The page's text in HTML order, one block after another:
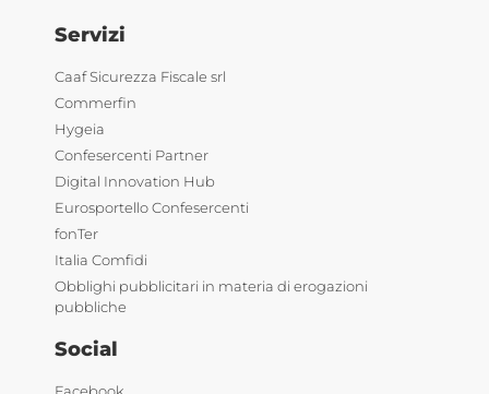
Servizi
Caaf Sicurezza Fiscale srl
Commerfin
Hygeia
Confesercenti Partner
Digital Innovation Hub
Eurosportello Confesercenti
fonTer
Italia Comfidi
Obblighi pubblicitari in materia di erogazioni
pubbliche
Social
Facebook